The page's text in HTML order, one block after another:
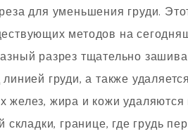
для уменьшения груди.
методов на
разрез тщательно
груди, а также
жира и кожи удаляются
границе, где грудь